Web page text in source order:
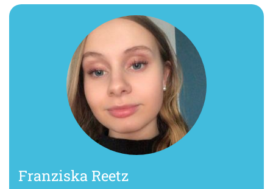
Franziska Reetz